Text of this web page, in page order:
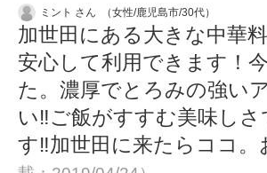
ミント さん （女性/鹿児島市/30代）
加世田にある大きな中華
安心して利用できます！
た。濃厚でとろみの強い
い‼️ご飯がすすむ美味し
す‼️加世田に来たらココ